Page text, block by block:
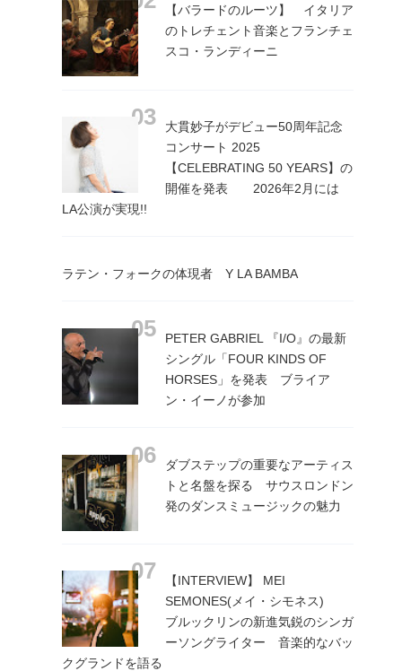
【バラードのルーツ】 イタリア
のトレチェント音楽とフランチェ
スコ・ランディーニ
大貫妙子がデビュー50周年記念
コンサート 2025
【CELEBRATING 50 YEARS】の
開催を発表 2026年2月には
LA公演が実現!!
ラテン・フォークの体現者 Y LA BAMBA
PETER GABRIEL 『I/O』の最新
シングル「FOUR KINDS OF
HORSES」を発表 ブライア
ン・イーノが参加
ダブステップの重要なアーティス
トと名盤を探る サウスロンドン
発のダンスミュージックの魅力
【INTERVIEW】 MEI
SEMONES(メイ・シモネス)
ブルックリンの新進気鋭のシンガ
ーソングライター 音楽的なバッ
クグランドを語る